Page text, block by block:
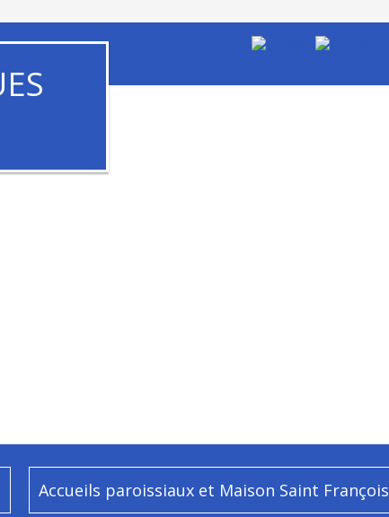
Accueils paroissiaux et Maison Saint François